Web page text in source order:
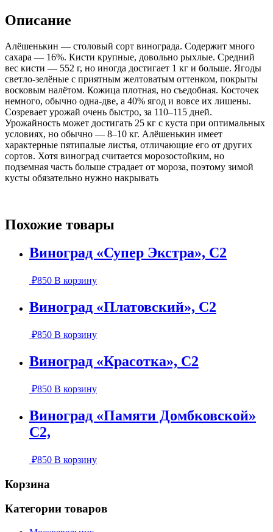
Описание
Алёшенькин — столовый сорт винограда. Содержит много
сахара — 16%. Кисти крупные, довольно рыхлые. Средний
вес кисти — 552 г, но иногда достигает 1 кг и больше. Ягоды
светло-зелёные с приятным желтоватым оттенком, покрыты
восковым налётом. Кожица плотная, но съедобная. Косточек
немного, обычно одна-две, а 40% ягод и вовсе их лишены.
Созревает урожай очень быстро, за 110–115 дней.
Урожайность может достигать 25 кг с куста при оптимальных
условиях, но обычно — 8–10 кг. Алёшенькин имеет
характерные пятипалые листья, отличающие его от других
сортов. Хотя виноград считается морозостойким, но
подземная часть больше страдает от мороза, поэтому зимой
кусты обязательно нужно накрывать
Похожие товары
Виноград «Супер Экстра», С2
₽850 В корзину
Виноград «Платовский», С2
₽850 В корзину
Виноград «Красотка», С2
₽850 В корзину
Виноград «Памяти Домбковской»
С2,
₽850 В корзину
Корзина
Категории товаров